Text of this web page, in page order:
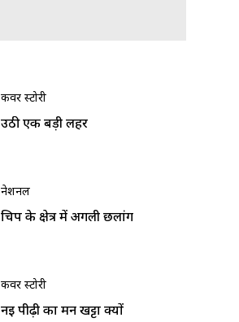
कवर स्टोरी
उठी एक बड़ी लहर
नेशनल
चिप के क्षेत्र में अगली छलांग
कवर स्टोरी
नई पीढ़ी का मन खट्टा क्यों